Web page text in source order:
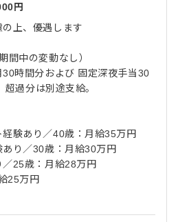
円
上、優遇します
間中の変動なし）
時間分および 固定深夜手当30
過分は別途支給。
験あり／40歳：月給35万円
り／30歳：月給30万円
25歳：月給28万円
25万円